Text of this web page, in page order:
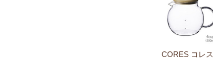
CORES コレス